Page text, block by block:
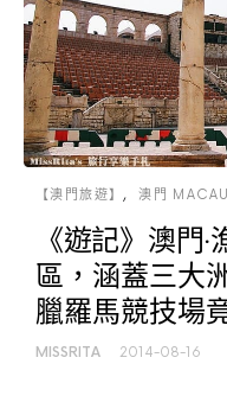
【澳門旅遊】 澳門 MACAU
《遊記》澳門
區，涵蓋三大
臘羅馬競技場
MISSRITA 2014-08-16